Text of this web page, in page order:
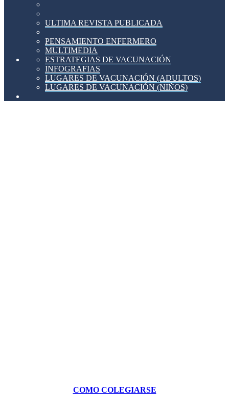
ULTIMA REVISTA PUBLICADA
PENSAMIENTO ENFERMERO
MULTIMEDIA
ESTRATEGIAS DE VACUNACIÓN
INFOGRAFIAS
LUGARES DE VACUNACIÓN (ADULTOS)
LUGARES DE VACUNACIÓN (NIÑOS)
COMO COLEGIARSE